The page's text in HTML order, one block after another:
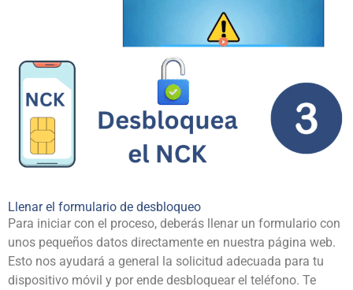
Llenar el formulario de desbloqueo
Para iniciar con el proceso, deberás llenar un formulario con
unos pequeños datos directamente en nuestra página web.
Esto nos ayudará a general la solicitud adecuada para tu
dispositivo móvil y por ende desbloquear el teléfono. Te